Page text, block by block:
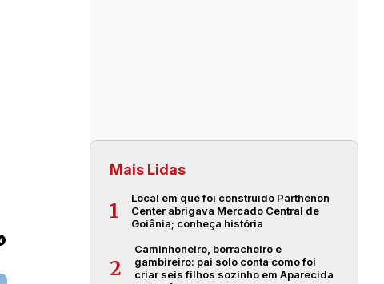
Mais Lidas
1
Local em que foi construído Parthenon
Center abrigava Mercado Central de
Goiânia; conheça história
2
Caminhoneiro, borracheiro e
gambireiro: pai solo conta como foi
criar seis filhos sozinho em Aparecida